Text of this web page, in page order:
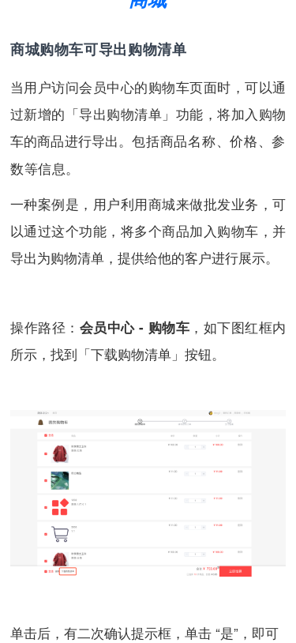
商城购物车可导出购物清单
当用户访问会员中心的购物车页面时，可以通
过新增的「导出购物清单」功能，将加入购物
车的商品进行导出。包括商品名称、价格、参
数等信息。
一种案例是，用户利用商城来做批发业务，可
以通过这个功能，将多个商品加入购物车，并
导出为购物清单，提供给他的客户进行展示。
操作路径： 会员中心 - 购物车 ，如下图红框内
所示，找到「下载购物清单」按钮。
单击后，有二次确认提示框，单击 “是”，即可